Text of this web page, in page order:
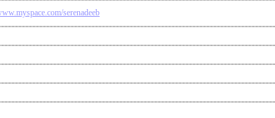
serenadeeb